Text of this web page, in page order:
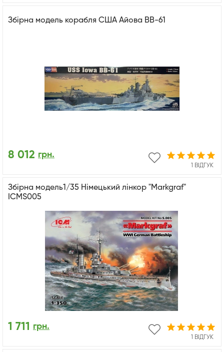
Збірна модель корабля США Айова BB-61
1 ВІДГУК
8 012 грн.
Збірна модель1/35 Німецький лінкор "Markgraf"
ICMS005
1 ВІДГУК
1 711 грн.